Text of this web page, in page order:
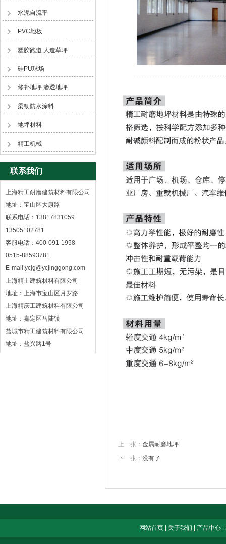
水泥自流平
PVC地板
塑胶跑道 人造草坪
硅PU球场
修补地坪 渗透地坪
柔韧防水涂料
地坪材料
精工机械
联系我们
上海精工耐磨建筑材料有限公司
地址：宝山区大康路
联系电话：13817831059
13505102781
客服电话：400-091-1958
0515-88593781
E-mail:ycjg@ycjinggong.com
上海精士建筑材料有限公司
地址：上海市宝山区月罗路
上海精庆工建筑材料有限公司
地址：嘉定区马陆镇
盐城市精工建筑材料有限公司
地址：盐兴路1号
上一张： 金属耐磨地坪
下一张： 没有了
网站首页 关于我们 产品中心 |